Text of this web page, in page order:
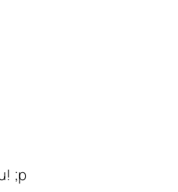
;p